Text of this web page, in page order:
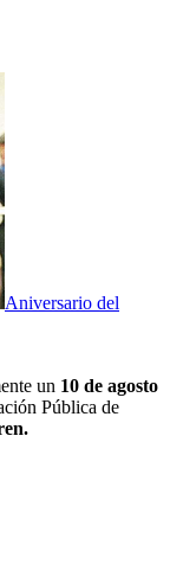
Aniversario del
un 10 de agosto
Pública de